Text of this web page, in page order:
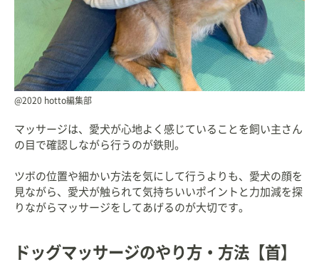
@2020 hotto編集部
マッサージは、愛犬が心地よく感じていることを飼い主さん
の目で確認しながら行うのが鉄則。
ツボの位置や細かい方法を気にして行うよりも、愛犬の顔を
見ながら、愛犬が触られて気持ちいいポイントと力加減を探
りながらマッサージをしてあげるのが大切です。
ドッグマッサージのやり方・方法【首】